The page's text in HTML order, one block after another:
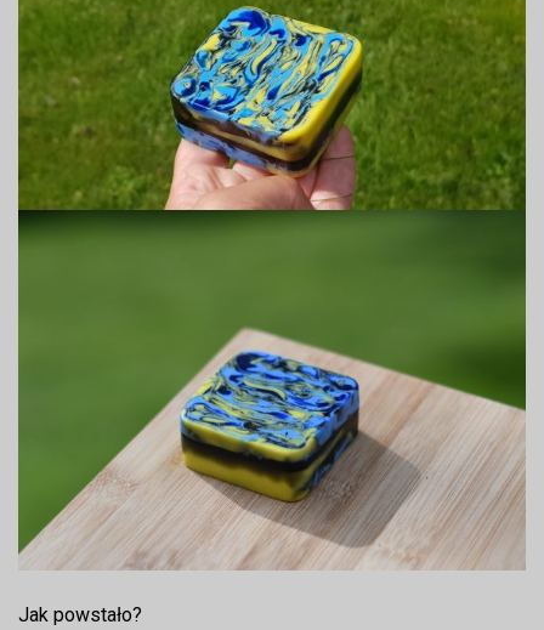
Jak powstało?